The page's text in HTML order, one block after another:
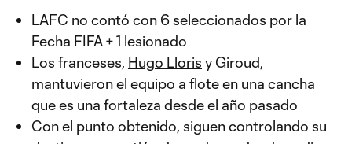
LAFC no contó con 6 seleccionados por la
Fecha FIFA + 1 lesionado
Los franceses, Hugo Lloris y Giroud,
mantuvieron el equipo a flote en una cancha
que es una fortaleza desde el año pasado
Con el punto obtenido, siguen controlando su